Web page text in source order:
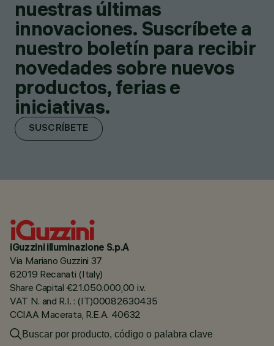
nuestras últimas
innovaciones. Suscríbete a
nuestro boletín para recibir
novedades sobre nuevos
productos, ferias e
iniciativas.
SUSCRÍBETE
iGuzzini illuminazione S.p.A
Via Mariano Guzzini 37
62019 Recanati (Italy)
Share Capital €21.050.000,00 i.v.
VAT N. and R.I. : (IT)00082630435
CCIAA Macerata, R.E.A. 40632